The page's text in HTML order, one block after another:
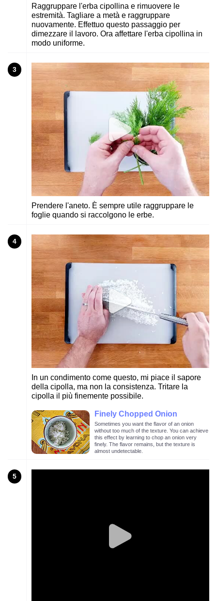
Raggruppare l'erba cipollina e rimuovere le
estremità. Tagliare a metà e raggruppare
nuovamente. Effettuo questo passaggio per
dimezzare il lavoro. Ora affettare l'erba cipollina in
modo uniforme.
3
Prendere l'aneto. È sempre utile raggruppare le
foglie quando si raccolgono le erbe.
4
In un condimento come questo, mi piace il sapore
della cipolla, ma non la consistenza. Tritare la
cipolla il più finemente possibile.
Finely Chopped Onion
Sometimes you want the flavor of an onion
without too much of the texture. You can achieve
this effect by learning to chop an onion very
finely. The flavor remains, but the texture is
almost undetectable.
5